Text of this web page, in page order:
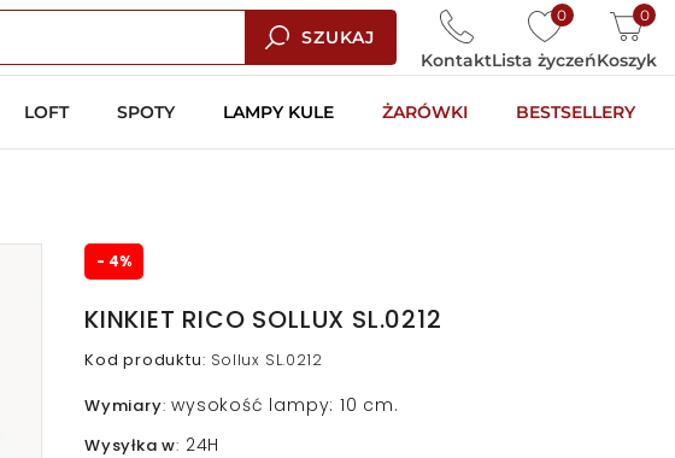
SZUKAJ
0
Lista życzeń
0
Koszyk
Kontakt
LOFT SPOTY LAMPY KULE ŻARÓWKI BESTSELLERY
- 4%
KINKIET RICO SOLLUX SL.0212
Kod produktu: Sollux SL.0212
Wymiary: wysokość lampy: 10 cm.
Wysyłka w: 24H